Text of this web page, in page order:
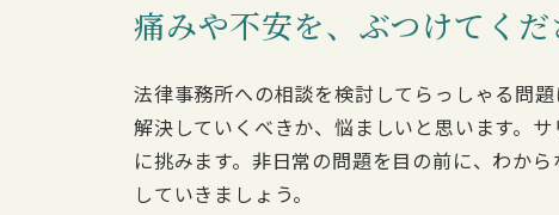
痛みや不安を、ぶつけてくだ
法律事務所への相談を検討してらっしゃる問
解決していくべきか、悩ましいと思います。
に挑みます。非日常の問題を目の前に、わか
していきましょう。